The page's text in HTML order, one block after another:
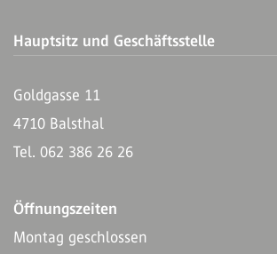
Hauptsitz und Geschäftsstelle
Goldgasse 11
4710 Balsthal
Tel. 062 386 26 26
Öffnungszeiten
Montag geschlossen